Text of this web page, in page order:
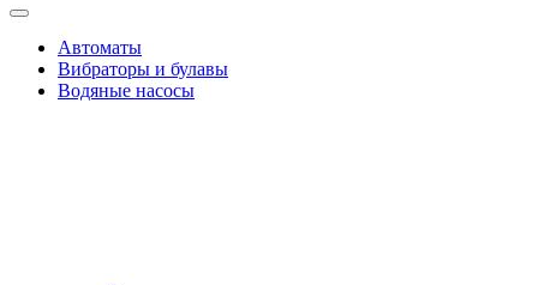
Автоматы
Вибраторы и булавы
Водяные насосы